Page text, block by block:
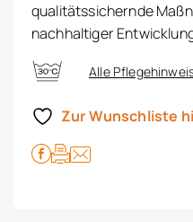
qualitätssichernde
nachhaltiger
Alle
Zur Wunschliste